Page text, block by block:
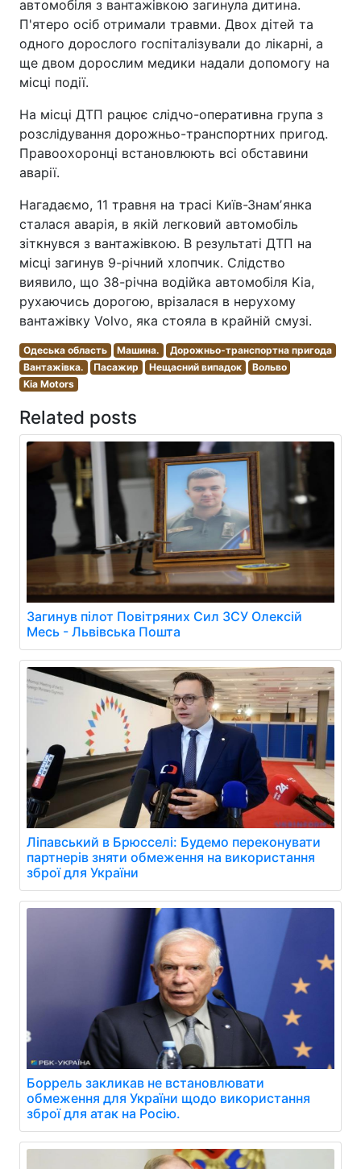
автомобіля з вантажівкою загинула дитина.
П'ятеро осіб отримали травми. Двох дітей та
одного дорослого госпіталізували до лікарні, а
ще двом дорослим медики надали допомогу на
місці події.
На місці ДТП рацює слідчо-оперативна група з
розслідування дорожньо-транспортних пригод.
Правоохоронці встановлюють всі обставини
аварії.
Нагадаємо, 11 травня на трасі Київ-Знамʼянка
сталася аварія, в якій легковий автомобіль
зіткнувся з вантажівкою. В результаті ДТП на
місці загинув 9-річний хлопчик. Слідство
виявило, що 38-річна водійка автомобіля Kia,
рухаючись дорогою, врізалася в нерухому
вантажівку Volvo, яка стояла в крайній смузі.
Одеська область Машина.
Дорожньо-транспортна пригода
Вантажівка.
Пасажир Нещасний випадок
Вольво
Kia Motors
Related posts
Загинув пілот Повітряних Сил ЗСУ Олексій
Месь - Львівська Пошта
Ліпавський в Брюсселі: Будемо переконувати
партнерів зняти обмеження на використання
зброї для України
Боррель закликав не встановлювати
обмеження для України щодо використання
зброї для атак на Росію.